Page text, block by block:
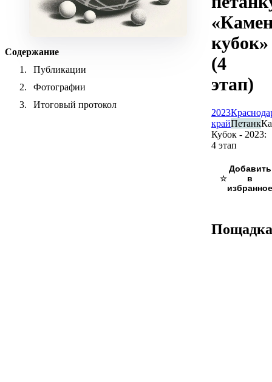
Содержание
Публикации
Фотографии
Итоговый протокол
кубок»
(4
этап)
2023
крайПетанк
Кубок - 2023:
4 этап
☆
Пощадка